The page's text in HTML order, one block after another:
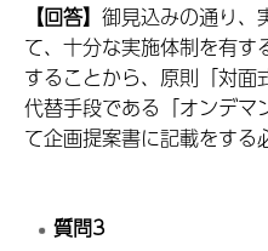
【回答】 御見込みの通り、
て、十分な実施体制を有
することから、原則「対面
代替手段である「オンデマ
て企画提案書に記載をする
質問3